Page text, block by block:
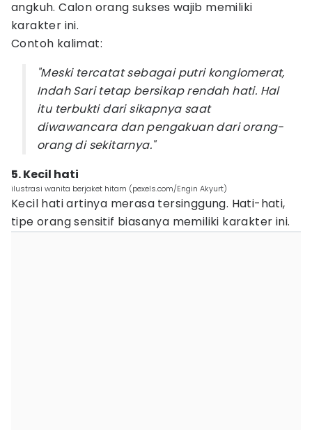
angkuh. Calon orang sukses wajib memiliki
karakter ini.
Contoh kalimat:
"Meski tercatat sebagai putri konglomerat,
Indah Sari tetap bersikap rendah hati. Hal
itu terbukti dari sikapnya saat
diwawancara dan pengakuan dari orang-
orang di sekitarnya."
5. Kecil hati
ilustrasi wanita berjaket hitam (pexels.com/Engin Akyurt)
Kecil hati artinya merasa tersinggung. Hati-hati,
tipe orang sensitif biasanya memiliki karakter ini.